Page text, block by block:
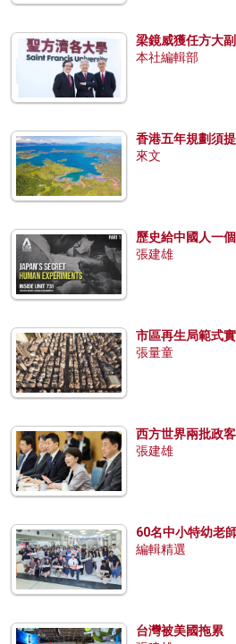
梁鏡威獲任方大
本社編輯部
香港五年規劃須
來文
歷史給中國人一
張建雄
市區再生局範式
張量童
西方世界兩批政客
張建雄
60名中小特幼老
編輯精選
台灣被美國拖累